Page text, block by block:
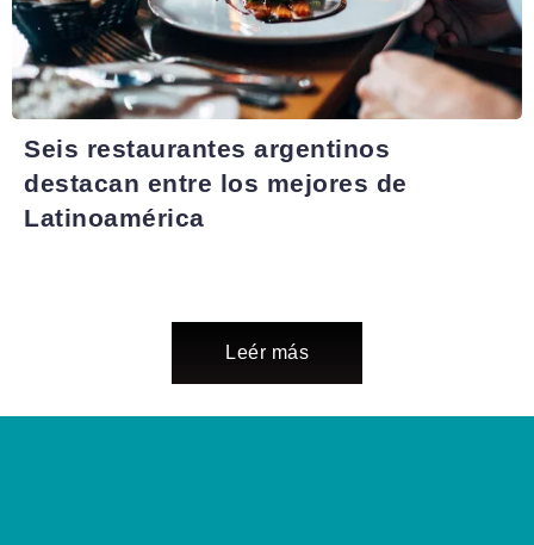
Seis restaurantes argentinos
destacan entre los mejores de
Latinoamérica
Leér más